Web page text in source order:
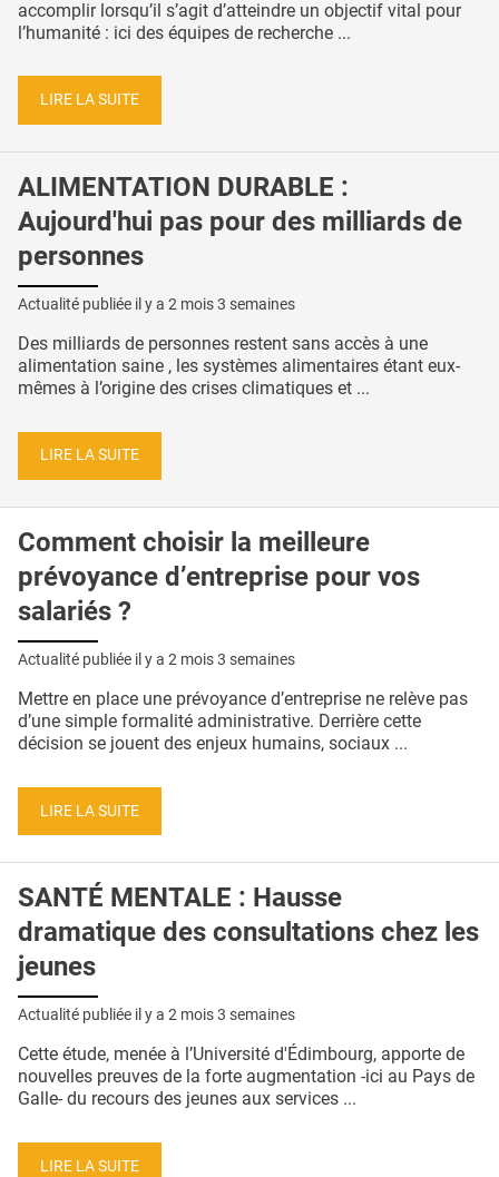
accomplir lorsqu’il s’agit d’atteindre un objectif vital pour
l’humanité : ici des équipes de recherche ...
LIRE LA SUITE
ALIMENTATION DURABLE :
Aujourd'hui pas pour des milliards de
personnes
Actualité publiée il y a 2 mois 3 semaines
Des milliards de personnes restent sans accès à une
alimentation saine , les systèmes alimentaires étant eux-
mêmes à l’origine des crises climatiques et ...
LIRE LA SUITE
Comment choisir la meilleure
prévoyance d’entreprise pour vos
salariés ?
Actualité publiée il y a 2 mois 3 semaines
Mettre en place une prévoyance d’entreprise ne relève pas
d’une simple formalité administrative. Derrière cette
décision se jouent des enjeux humains, sociaux ...
LIRE LA SUITE
SANTÉ MENTALE : Hausse
dramatique des consultations chez les
jeunes
Actualité publiée il y a 2 mois 3 semaines
Cette étude, menée à l’Université d'Édimbourg, apporte de
nouvelles preuves de la forte augmentation -ici au Pays de
Galle- du recours des jeunes aux services ...
LIRE LA SUITE